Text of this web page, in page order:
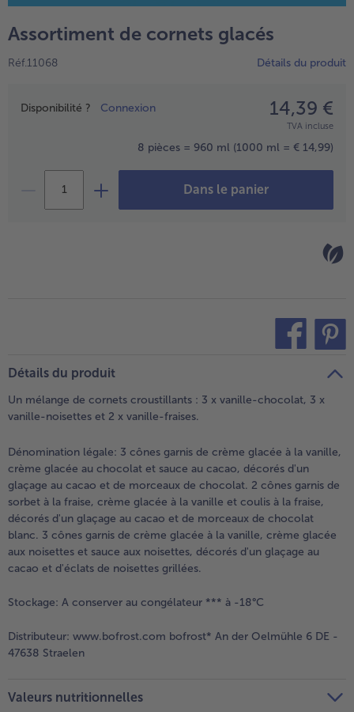
TousUstensiles de cuisine
Tousbofrost*free
Tousbofrost*plus.
Alternatives végétale
Assortiment de cornets glacés
Réf.11068 Détails du produit
Prix
Disponibilité ? Connexion 14,39 €
TVA incluse
8 pièces = 960 ml (1000 ml = € 14,99)
Dans le panier
Détails du produit
Un mélange de cornets croustillants : 3 x vanille-chocolat, 3 x
vanille-noisettes et 2 x vanille-fraises.
Dénomination légale: 3 cônes garnis de crème glacée à la vanille,
crème glacée au chocolat et sauce au cacao, décorés d'un
glaçage au cacao et de morceaux de chocolat. 2 cônes garnis de
sorbet à la fraise, crème glacée à la vanille et coulis à la fraise,
décorés d'un glaçage au cacao et de morceaux de chocolat
blanc. 3 cônes garnis de crème glacée à la vanille, crème glacée
aux noisettes et sauce aux noisettes, décorés d'un glaçage au
cacao et d'éclats de noisettes grillées.
Stockage: A conserver au congélateur *** à -18°C
Distributeur: www.bofrost.com bofrost* An der Oelmühle 6 DE -
47638 Straelen
Valeurs nutritionnelles